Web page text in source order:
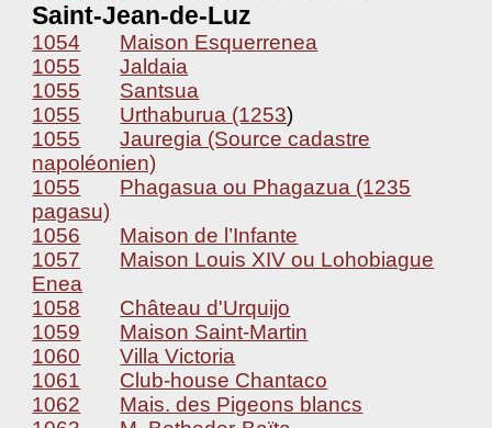
Saint-Jean-de-Luz
1054
Maison Esquerrenea
1055
Jaldaia
1055
Santsua
1055
Urthaburua (1253)
1055
Jauregia (Source cadastre
napoléonien)
1055
Phagasua ou Phagazua (1235
pagasu)
1056
Maison de l’Infante
1057
Maison Louis XIV ou Lohobiague
Enea
1058
Château d'Urquijo
1059
Maison Saint-Martin
1060
Villa Victoria
1061
Club-house Chantaco
1062
Mais. des Pigeons blancs